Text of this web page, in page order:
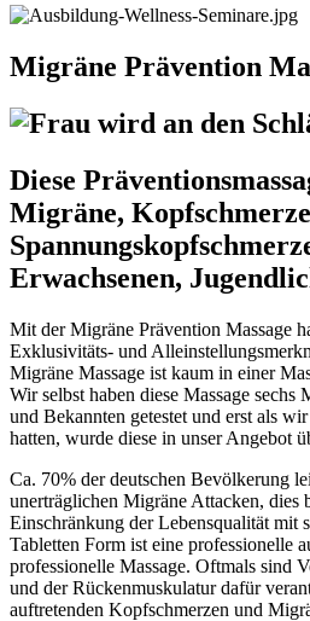
Migräne Prävention
Diese
Migräne,
Erwachsenen,
Mit der Migräne Prävention Massage
Exklusivitäts- und
Migräne Massage ist kaum in einer
Wir selbst haben diese Massage sechs
und Bekannten getestet und erst als
hatten, wurde diese in unser Angebot
Ca. 70% der deutschen Bevölkerung
unerträglichen Migräne Attacken, dies
Einschränkung der Lebensqualität mit
Tabletten Form ist eine professionelle
professionelle Massage. Oftmals sind
und der Rückenmuskulatur dafür
auftretenden Kopfschmerzen und